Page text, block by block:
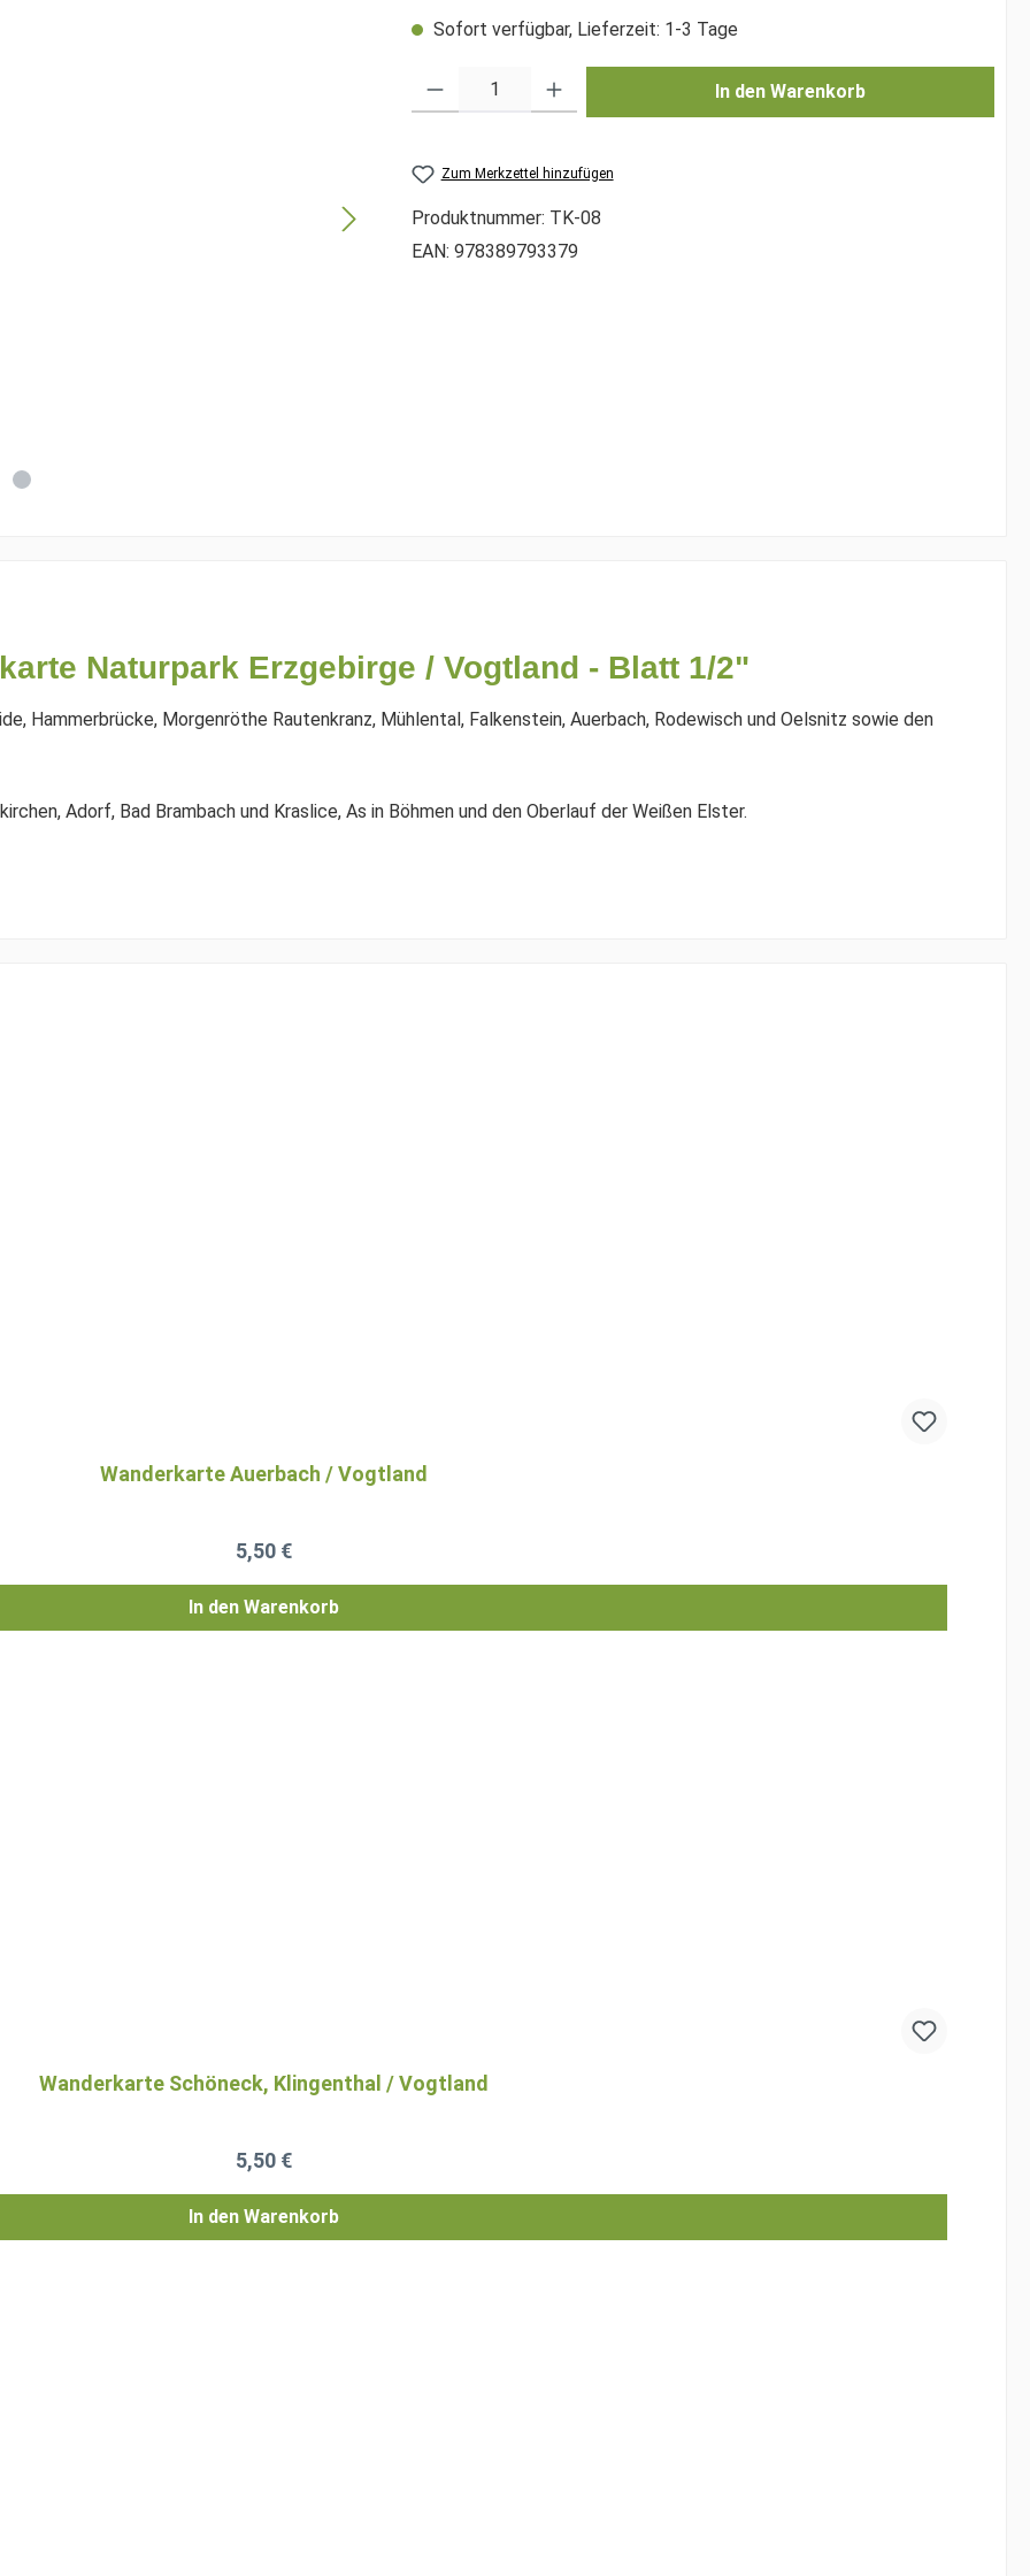
Sofort verfügbar, Lieferzeit: 1-3 Tage
In den Warenkorb
Zum Merkzettel hinzufügen
Produktnummer: TK-08
EAN:978389793379
Naturpark Erzgebirge / Vogtland - Blatt 1/2"
Hammerbrücke, Morgenröthe Rautenkranz, Mühlental, Falkenstein, Auerbach, Rodewisch und Oelsnitz sowie den
Adorf, Bad Brambach und Kraslice, As in Böhmen und den Oberlauf der Weißen Elster.
Wanderkarte Auerbach / Vogtland
Regulärer Preis:
5,50 €
In den Warenkorb
Wanderkarte Schöneck, Klingenthal / Vogtland
Regulärer Preis:
5,50 €
In den Warenkorb